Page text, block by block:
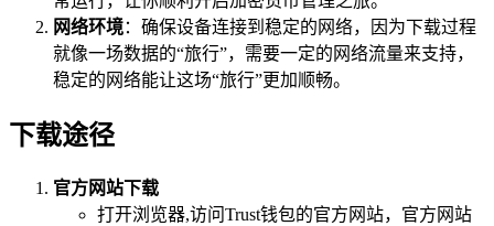
网络环境：确保设备连接到稳定的网络，因为下载过程
就像一场数据的“旅行”，需要一定的网络流量来支持，
稳定的网络能让这场“旅行”更加顺畅。
下载途径
官方网站下载
打开浏览器,访问Trust钱包的官方网站，官方网站